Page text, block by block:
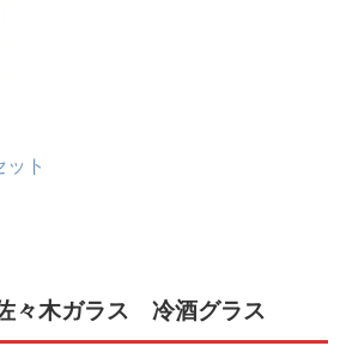
ト
々木ガラス 冷酒グラス